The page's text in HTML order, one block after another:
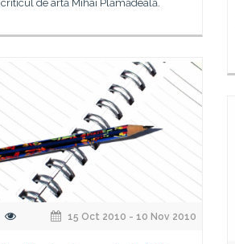
criticul de artă Mihai Plămădeală.
15 Oct 2010 - 10 Nov 2010